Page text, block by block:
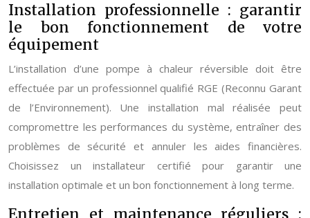
Installation professionnelle : garantir
le bon fonctionnement de votre
équipement
L’installation d’une pompe à chaleur réversible doit être
effectuée par un professionnel qualifié RGE (Reconnu Garant
de l’Environnement). Une installation mal réalisée peut
compromettre les performances du système, entraîner des
problèmes de sécurité et annuler les aides financières.
Choisissez un installateur certifié pour garantir une
installation optimale et un bon fonctionnement à long terme.
Entretien et maintenance réguliers :